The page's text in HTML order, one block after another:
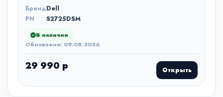
БрендDell
PN
S2725DSM
В наличии
Обновлено: 09.08.2026
29 990 р Открыть